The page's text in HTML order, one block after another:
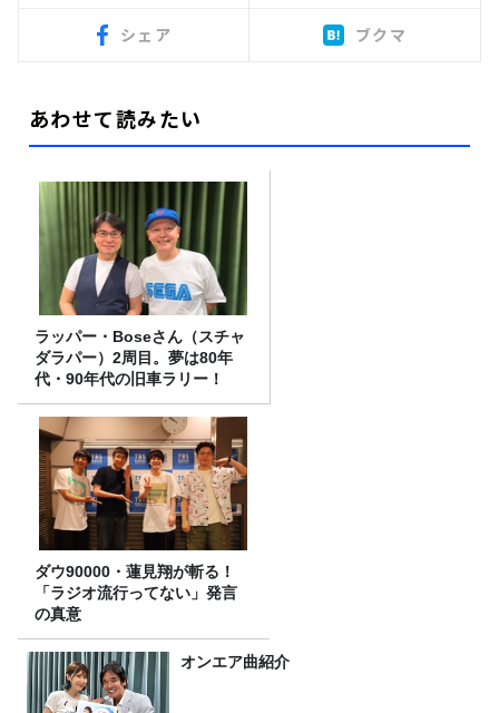
シェア ブクマ
あわせて読みたい
ラッパー・Boseさん（スチャ
ダラパー）2周目。夢は80年
代・90年代の旧車ラリー！
ダウ90000・蓮見翔が斬る！
「ラジオ流行ってない」発言
の真意
オンエア曲紹介